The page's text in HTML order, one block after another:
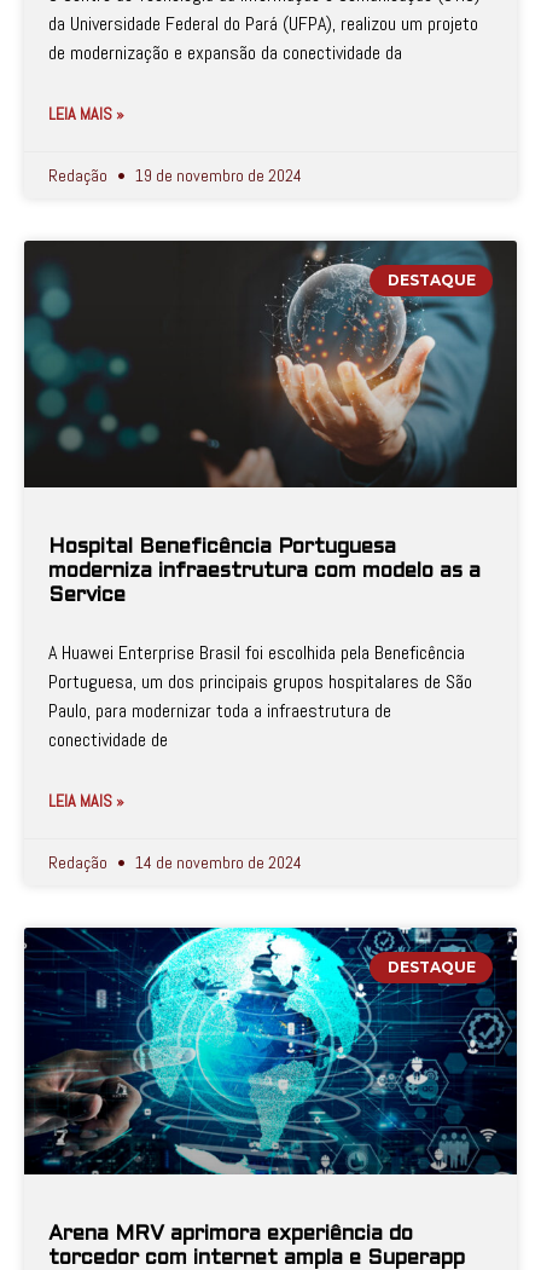
da Universidade Federal do Pará (UFPA), realizou um projeto
de modernização e expansão da conectividade da
LEIA MAIS »
Redação 19 de novembro de 2024
DESTAQUE
Hospital Beneficência Portuguesa
moderniza infraestrutura com modelo as a
Service
A Huawei Enterprise Brasil foi escolhida pela Beneficência
Portuguesa, um dos principais grupos hospitalares de São
Paulo, para modernizar toda a infraestrutura de
conectividade de
LEIA MAIS »
Redação 14 de novembro de 2024
DESTAQUE
Arena MRV aprimora experiência do
torcedor com internet ampla e Superapp